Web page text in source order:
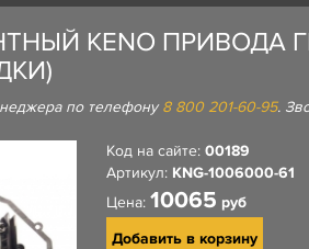
KENO ПРИВОДА
по телефону8 800 201-60-95.
Код на сайте: 00189
Артикул: KNG-1006000-61
Цена: 10065 руб
Добавить в корзину